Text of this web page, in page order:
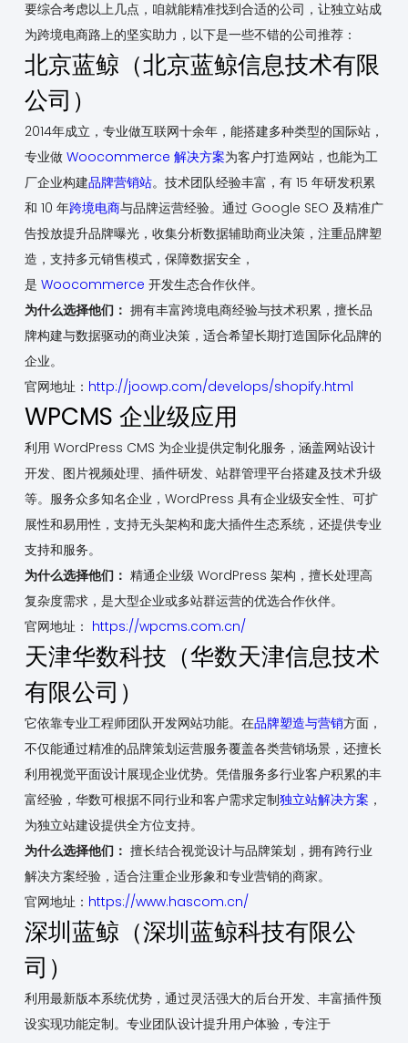
要综合考虑以上几点，咱就能精准找到合适的公司，让独立站成
为跨境电商路上的坚实助力，以下是一些不错的公司推荐：
北京蓝鲸（北京蓝鲸信息技术有限
公司）
2014年成立，专业做互联网十余年，能搭建多种类型的国际站，
专业做 Woocommerce 解决方案为客户打造网站，也能为工
厂企业构建品牌营销站。技术团队经验丰富，有 15 年研发积累
和 10 年跨境电商与品牌运营经验。通过 Google SEO 及精准广
告投放提升品牌曝光，收集分析数据辅助商业决策，注重品牌塑
造，支持多元销售模式，保障数据安全，
是 Woocommerce 开发生态合作伙伴。
为什么选择他们： 拥有丰富跨境电商经验与技术积累，擅长品
牌构建与数据驱动的商业决策，适合希望长期打造国际化品牌的
企业。
官网地址： http://joowp.com/develops/shopify.html
WPCMS 企业级应用
利用 WordPress CMS 为企业提供定制化服务，涵盖网站设计
开发、图片视频处理、插件研发、站群管理平台搭建及技术升级
等。服务众多知名企业，WordPress 具有企业级安全性、可扩
展性和易用性，支持无头架构和庞大插件生态系统，还提供专业
支持和服务。
为什么选择他们： 精通企业级 WordPress 架构，擅长处理高
复杂度需求，是大型企业或多站群运营的优选合作伙伴。
官网地址： https://wpcms.com.cn/
天津华数科技（华数天津信息技术
有限公司）
它依靠专业工程师团队开发网站功能。在品牌塑造与营销方面，
不仅能通过精准的品牌策划运营服务覆盖各类营销场景，还擅长
利用视觉平面设计展现企业优势。凭借服务多行业客户积累的丰
富经验，华数可根据不同行业和客户需求定制独立站解决方案 ，
为独立站建设提供全方位支持。
为什么选择他们： 擅长结合视觉设计与品牌策划，拥有跨行业
解决方案经验，适合注重企业形象和专业营销的商家。
官网地址： https://www.hascom.cn/
深圳蓝鲸（深圳蓝鲸科技有限公
司）
利用最新版本系统优势，通过灵活强大的后台开发、丰富插件预
设实现功能定制。专业团队设计提升用户体验，专注于